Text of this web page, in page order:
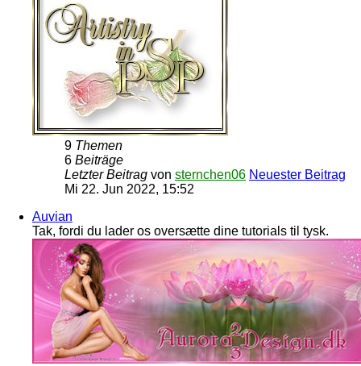
9 Themen
6 Beiträge
Letzter Beitrag von sternchen06 Neuester Beitrag
Mi 22. Jun 2022, 15:52
Auvian
Tak, fordi du lader os oversætte dine tutorials til tysk.